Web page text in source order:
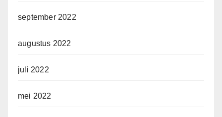
september 2022
augustus 2022
juli 2022
mei 2022